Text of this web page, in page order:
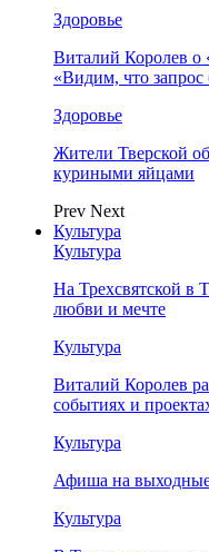
Здоровье
Виталий Королев о
«Видим, что
Здоровье
Жители Тверской
куриными яйцами
Prev Next
Культура
Культура
На Трехсвятской в
любви и мечте
Культура
Виталий Королев
событиях и
Культура
Афиша на
Культура